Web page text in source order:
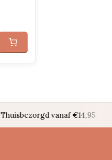
Thuisbezorgd vanaf €14,95